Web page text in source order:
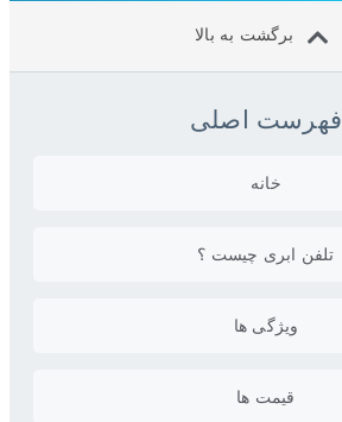
برگشت به بالا
فهرست اصلی
خانه
تلفن ابری چیست ؟
ویژگی ها
قیمت ها